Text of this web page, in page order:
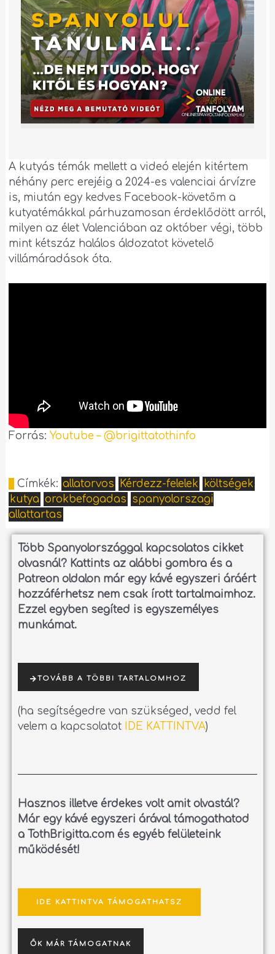
A kutyás témák mellett a videó elején kitértem
néhány perc erejéig a 2024-es valenciai árvízre
is, miután egy kedves Facebook-követőm a
kutyatémákkal párhuzamosan érdeklődött arról,
milyen az élet Valenciában az október végi, több
mint kétszáz halálos áldozatot követelő
villámáradások óta.
Forrás: Youtube – @brigittatothinfo
Címkék: allatorvos Kérdezz-felelek
költségek
kutya orokbefogadas spanyolorszagi
allattartas
Több Spanyolországgal kapcsolatos cikket
olvasnál? Kattints az alábbi gombra és a
Patreon oldalon már egy kávé egyszeri áráért
hozzáférhetsz nem csak írott tartalmaimhoz.
Ezzel egyben segíted is egyszemélyes
munkámat.
TOVÁBB A TÖBBI TARTALOMHOZ
(ha segítségedre van szükséged, vedd fel
velem a kapcsolatot IDE KATTINTVA)
Hasznos illetve érdekes volt amit olvastál?
Már egy kávé egyszeri árával támogathatod
a TothBrigitta.com és egyéb felületeink
működését!
IDE KATTINTVA TÁMOGATHATSZ
ŐK MÁR TÁMOGATNAK